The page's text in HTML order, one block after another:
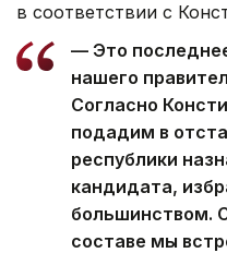
в соответствии с
— Это
нашего
Согласно
подадим в
республики
кандидата,
большинством.
составе мы